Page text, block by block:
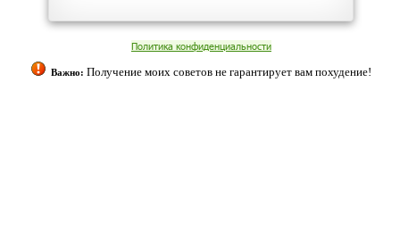
cookies. Оставаясь с нами, вы соглашаетесь с нашей
Согласен